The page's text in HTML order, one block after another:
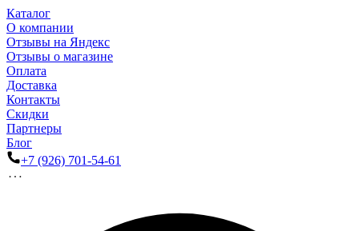
Каталог
О компании
Отзывы на Яндекс
Отзывы о магазине
Оплата
Доставка
Контакты
Скидки
Партнеры
Блог
+7 (926) 701-54-61